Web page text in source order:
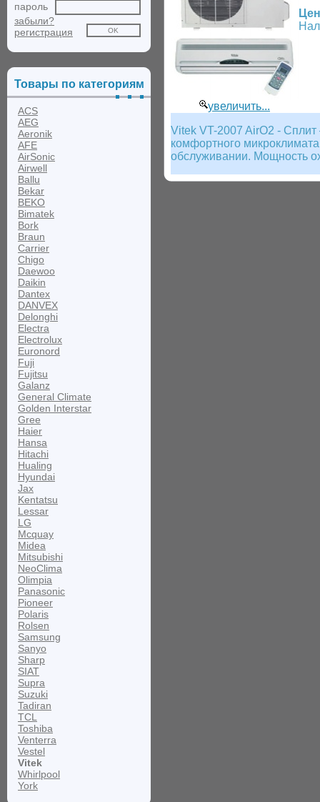
пароль
забыли?
регистрация
Товары по категориям
ACS
AEG
Aeronik
AFE
AirSonic
Airwell
Ballu
Bekar
BEKO
Bimatek
Bork
Braun
Carrier
Chigo
Daewoo
Daikin
Dantex
DANVEX
Delonghi
Electra
Electrolux
Euronord
Fuji
Fujitsu
Galanz
General Climate
Golden Interstar
Gree
Haier
Hansa
Hitachi
Hualing
Hyundai
Jax
Kentatsu
Lessar
LG
Mcquay
Midea
Mitsubishi
NeoClima
Olimpia
Panasonic
Pioneer
Polaris
Rolsen
Samsung
Sanyo
Sharp
SIAT
Supra
Suzuki
Tadiran
TCL
Toshiba
Venterra
Vestel
Vitek
Whirlpool
York
увеличить...
Vitek VT-2007 AirO2 -
комфортного
обслуживании. Мощность